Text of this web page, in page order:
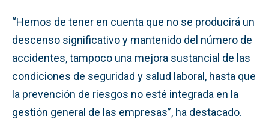
“Hemos de tener en cuenta que no se producirá un
descenso significativo y mantenido del número de
accidentes, tampoco una mejora sustancial de las
condiciones de seguridad y salud laboral, hasta que
la prevención de riesgos no esté integrada en la
gestión general de las empresas”, ha destacado.